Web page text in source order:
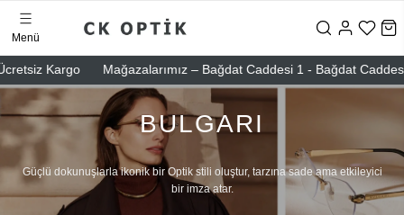
Kargo Mağazalarımız – Bağdat Caddesi 1 - Bağdat Caddesi 2
Menü
BULGARI
Güçlü dokunuşlarla ikonik bir Optik stili oluştur, tarzına sade ama etkileyici
bir imza atar.